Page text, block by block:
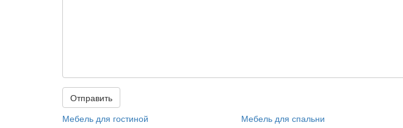
Отправить
Мебель для гостиной
Мебель для спальни